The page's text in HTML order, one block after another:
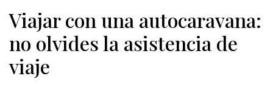
Viajar con una autocaravana:
no olvides la asistencia de
viaje